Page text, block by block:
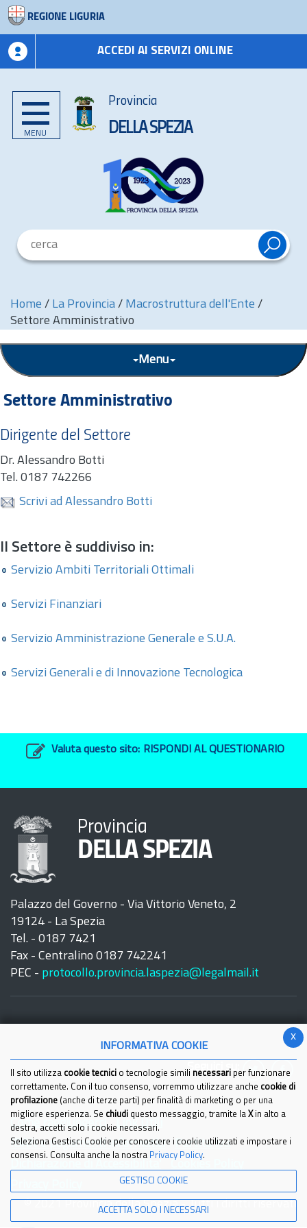
REGIONE LIGURIA
ACCEDI AI SERVIZI ONLINE
MENU
Provincia
DELLA SPEZIA
Home / La Provincia / Macrostruttura dell'Ente /
Settore Amministrativo
Menu
Settore Amministrativo
Dirigente del Settore
Dr. Alessandro Botti
Tel. 0187 742266
Scrivi ad Alessandro Botti
Il Settore è suddiviso in:
Servizio Ambiti Territoriali Ottimali
Servizi Finanziari
Servizio Amministrazione Generale e S.U.A.
Servizi Generali e di Innovazione Tecnologica
Valuta questo sito: RISPONDI AL QUESTIONARIO
Provincia
DELLA SPEZIA
Palazzo del Governo - Via Vittorio Veneto, 2
19124 - La Spezia
Tel. - 0187 7421
Fax - Centralino 0187 742241
PEC - protocollo.provincia.laspezia@legalmail.it
Seguici su:
Come raggiungerci
Link Utili
IBAN e pagamenti informatici
Partita Iva
Cookies Policy
© 2021 Provincia della Spezia - Tutti i diritti riservati
x
INFORMATIVA COOKIE
Il sito utilizza cookie tecnici o tecnologie simili necessari per funzionare
correttamente. Con il tuo consenso, vorremmo utilizzare anche cookie di
profilazione (anche di terze parti) per finalità di marketing o per una
migliore esperienza. Se chiudi questo messaggio, tramite la Xin alto a
destra, accetti solo i cookie necessari.
Seleziona Gestisci Cookie per conoscere i cookie utilizzati e impostare i
consensi. Consulta anche la nostra Privacy Policy.
GESTISCI COOKIE
ACCETTA SOLO I NECESSARI